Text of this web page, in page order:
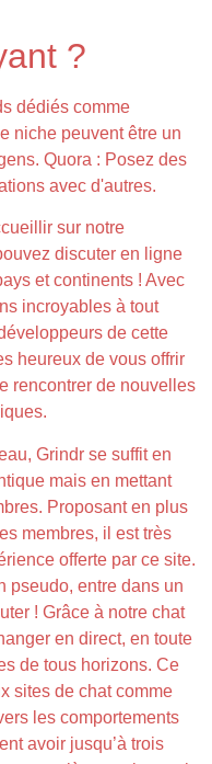
?
dédiés comme
niche peuvent être un
Quora : Posez des
avec d'autres.
sur notre
discuter en ligne
et continents ! Avec
incroyables à tout
de cette
heureux de vous offrir
rencontrer de nouvelles
Grindr se suffit en
mais en mettant
Proposant en plus
membres, il est très
offerte par ce site.
pseudo, entre dans un
! Grâce à notre chat
en direct, en toute
de tous horizons. Ce
sites de chat comme
les comportements
avoir jusqu’à trois